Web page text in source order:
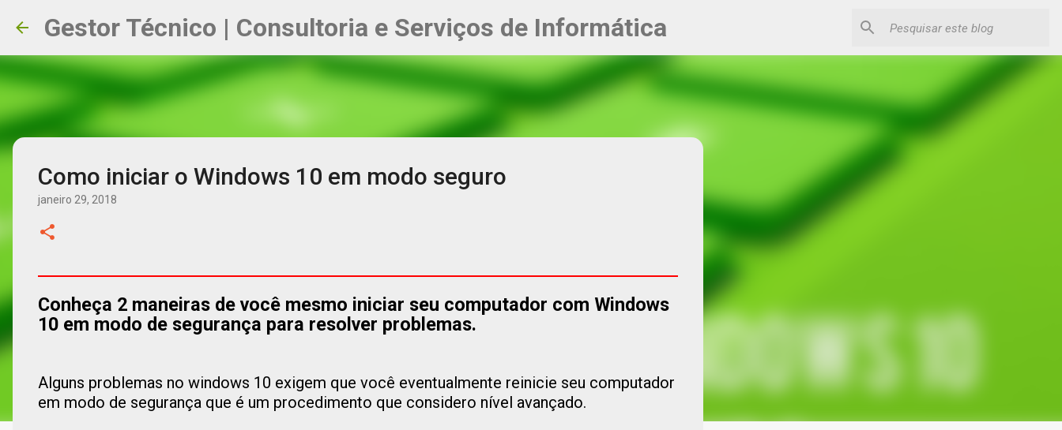
Pular para o conteúdo principal
Gestor Técnico | Consultoria e Serviços de Informática
Como iniciar o Windows 10 em modo seguro
janeiro 29, 2018
Conheça 2 maneiras de você mesmo iniciar seu computador com Windows
10 em modo de segurança para resolver problemas.
Alguns problemas no windows 10 exigem que você eventualmente reinicie seu computador
em modo de segurança que é um procedimento que considero nível avançado.